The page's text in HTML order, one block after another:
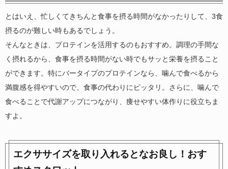
とはいえ、忙しくてきちんと食事を摂る時間がなかったりして、3食
摂るのが難しい時もあるでしょう。
そんなときは、プロテインを活用するのもおすすめ。調理の手間な
く摂れるから、食事を摂る時間がない時でもサッと栄養を摂ること
ができます。特にバータイプのプロテインなら、噛んで食べるから
満腹感を得やすいので、食事の代わりにピッタリ。さらに、噛んで
食べることで代謝アップにつながり、痩せやすい体作りに役立ちま
すよ。
エクササイズを取り入れるとなお良し！おす